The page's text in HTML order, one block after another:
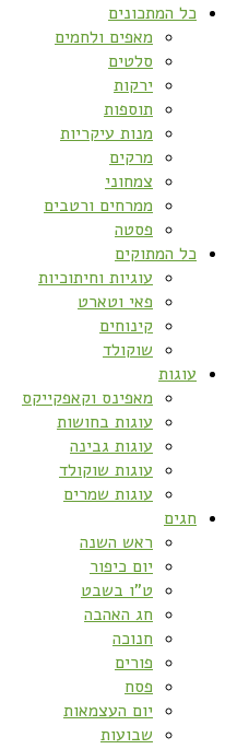
כל המתכונים
מאפים ולחמים
סלטים
ירקות
תוספות
מנות עיקריות
מרקים
צמחוני
ממרחים ורטבים
פסטה
כל המתוקים
עוגיות וחיתוכיות
פאי וטארט
קינוחים
שוקולד
עוגות
מאפינס וקאפקייקס
עוגות בחושות
עוגות גבינה
עוגות שוקולד
עוגות שמרים
חגים
ראש השנה
יום כיפור
ט”ו בשבט
חג האהבה
חנוכה
פורים
פסח
יום העצמאות
שבועות